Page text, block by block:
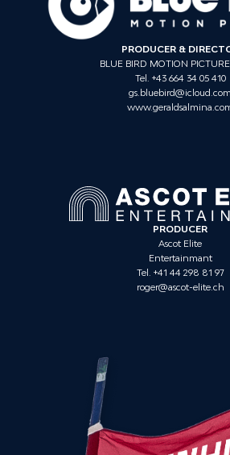
PRODUCER &
BLUE BIRD MOTION
Tel. +43 664 34 05 410
gs.bluebird@icloud.com
PRODUCER
Ascot Elite
Entertainmant
Tel. +41 44 298 81 97
roger@ascot-elite.ch